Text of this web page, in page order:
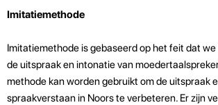
Imitatiemethode
Imitatiemethode is gebaseerd op het feit dat
de uitspraak en intonatie van
methode kan worden gebruikt om de uitspraak
spraakverstaan in Noors te verbeteren. Er zijn